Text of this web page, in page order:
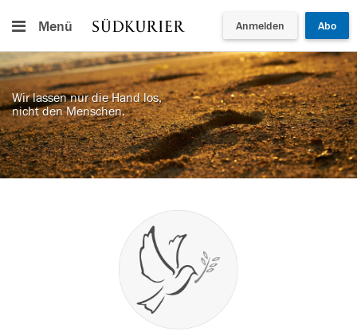
Menü Anmelden Abo
Wir lassen nur die Hand los,
nicht den Menschen.